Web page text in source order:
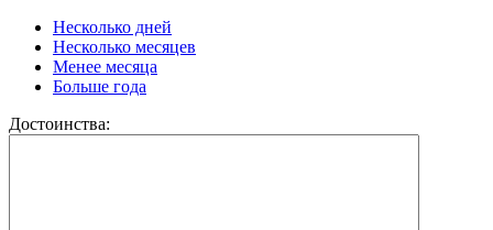
Несколько дней
Несколько месяцев
Менее месяца
Больше года
Достоинства: